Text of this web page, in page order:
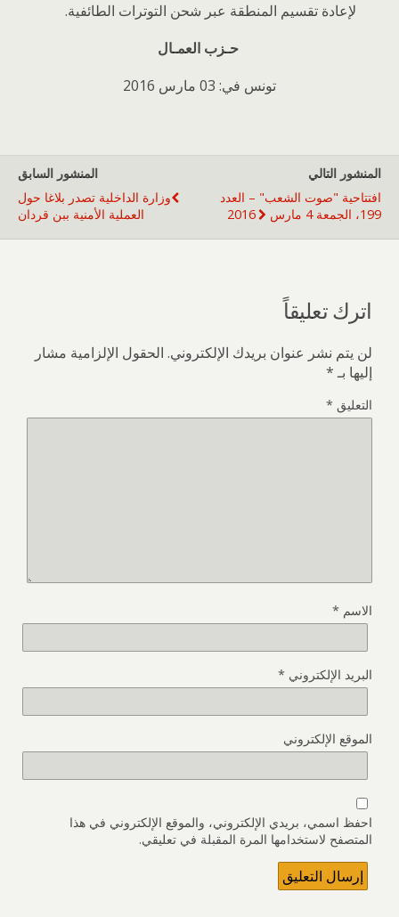
لإعادة تقسيم المنطقة عبر شحن التوترات الطائفية.
حـزب العمـال
تونس في: 03 مارس 2016
المنشور السابق
وزارة الداخلية تصدر بلاغا حول
العملية الأمنية ببن قردان
المنشور التالي
افتتاحية "صوت الشعب" – العدد
199، الجمعة 4 مارس 2016
اترك تعليقاً
لن يتم نشر عنوان بريدك الإلكتروني. الحقول الإلزامية مشار
إليها بـ*
التعليق *
الاسم *
البريد الإلكتروني *
الموقع الإلكتروني
احفظ اسمي، بريدي الإلكتروني، والموقع الإلكتروني في هذا
المتصفح لاستخدامها المرة المقبلة في تعليقي.